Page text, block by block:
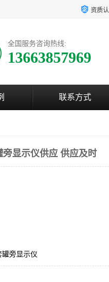
资质
全国服务咨询热线:
13663857969
联系方式
显示仪供应 供应及时
旁显示仪